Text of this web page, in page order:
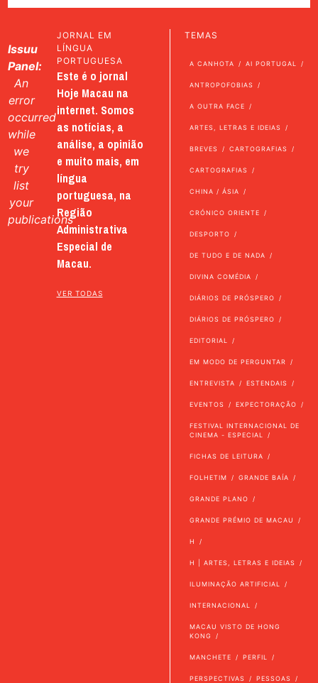
Issuu
Panel:
An
error
occurred
while
we
try
list
your
publications
JORNAL EM
LÍNGUA
PORTUGUESA
Este é o jornal
Hoje Macau na
internet. Somos
as notícias, a
análise, a opinião
e muito mais, em
língua
portuguesa, na
Região
Administrativa
Especial de
Macau.
VER TODAS
TEMAS
A CANHOTA AI PORTUGAL
ANTROPOFOBIAS
A OUTRA FACE
ARTES, LETRAS E IDEIAS
BREVES CARTOGRAFIAS
CARTOGRAFIAS
CHINA / ÁSIA
CRÓNICO ORIENTE
DESPORTO
DE TUDO E DE NADA
DIVINA COMÉDIA
DIÁRIOS DE PRÓSPERO
DIÁRIOS DE PRÓSPERO
EDITORIAL
EM MODO DE PERGUNTAR
ENTREVISTA ESTENDAIS
EVENTOS EXPECTORAÇÃO
FESTIVAL INTERNACIONAL DE
CINEMA - ESPECIAL
FICHAS DE LEITURA
FOLHETIM GRANDE BAÍA
GRANDE PLANO
GRANDE PRÉMIO DE MACAU
H
H | ARTES, LETRAS E IDEIAS
ILUMINAÇÃO ARTIFICIAL
INTERNACIONAL
MACAU VISTO DE HONG
KONG
MANCHETE PERFIL
PERSPECTIVAS PESSOAS